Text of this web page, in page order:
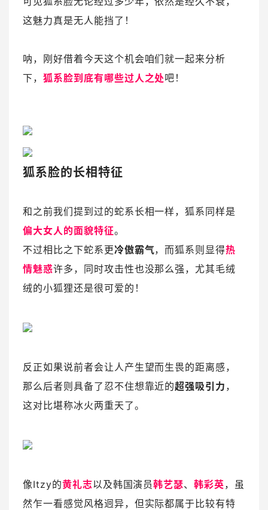
这魅力真是无人能挡了！
呐，刚好借着今天这个机会咱们就一起来分析
下， 狐系脸到底有哪些过人之处吧！
狐系脸的长相特征
和之前我们提到过的蛇系长相一样，狐系同样是
偏大女人的面貌特征。
不过相比之下蛇系更冷傲霸气，而狐系则显得热
情魅惑许多，同时攻击性也没那么强，尤其毛绒
绒的小狐狸还是很可爱的！
反正如果说前者会让人产生望而生畏的距离感，
那么后者则具备了忍不住想靠近的超强吸引力 ，
这对比堪称冰火两重天了。
像Itzy的黄礼志以及韩国演员韩艺瑟、韩彩英，虽
然乍一看感觉风格迥异，但实际都属于比较有特